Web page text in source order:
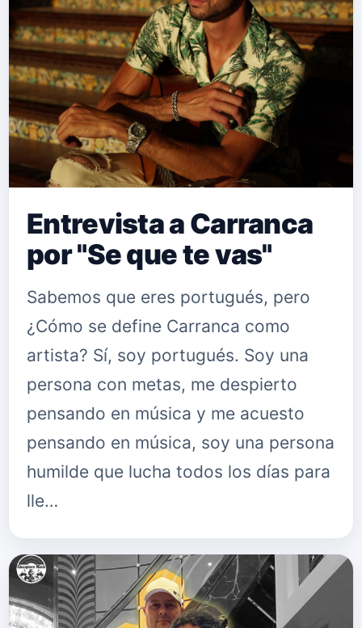
Entrevista a Carranca
por "Se que te vas"
Sabemos que eres portugués, pero
¿Cómo se define Carranca como
artista? Sí, soy portugués. Soy una
persona con metas, me despierto
pensando en música y me acuesto
pensando en música, soy una persona
humilde que lucha todos los días para
lle…